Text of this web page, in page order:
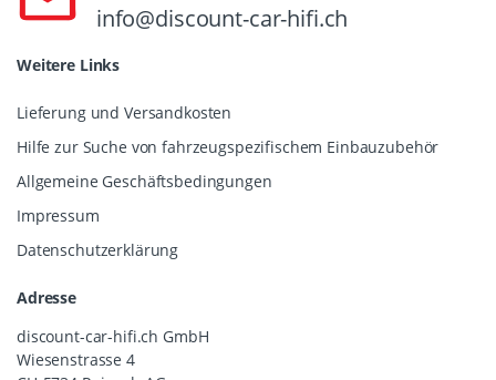
info@discount-car-hifi.ch
Weitere Links
Lieferung und Versandkosten
Hilfe zur Suche von fahrzeugspezifischem Einbauzubehör
Allgemeine Geschäftsbedingungen
Impressum
Datenschutzerklärung
Adresse
discount-car-hifi.ch GmbH
Wiesenstrasse 4